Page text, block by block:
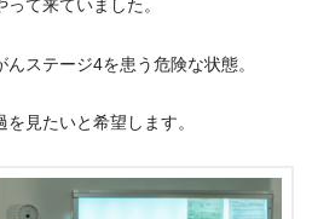
て来ていました。
ステージ4を患う危険な状態。
見たいと希望します。